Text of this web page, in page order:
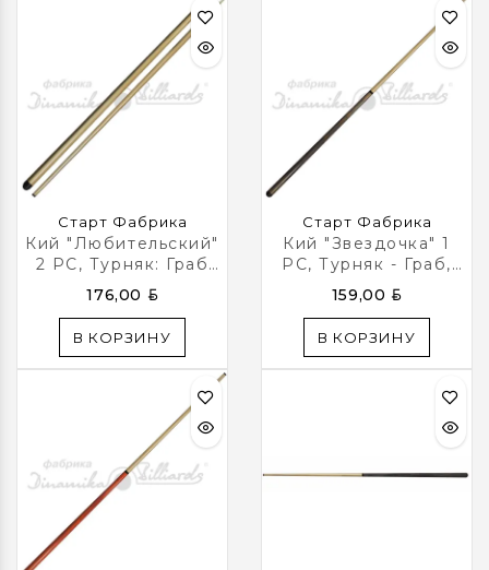
Старт Фабрика
Кий "Любительский"
2 РС, Турняк: Граб
Светлый
176,00 BYN
В КОРЗИНУ
Старт Фабрика
Кий "Звездочка" 1
РС, Турняк - Граб,
Цвет Мореный Дуб
159,00 BYN
В КОРЗИНУ